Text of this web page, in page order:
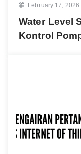
February 17, 2026
Water Level
Kontrol